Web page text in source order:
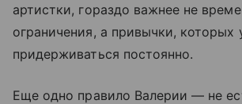
артистки, гораздо важнее не
ограничения, а привычки, которых
придерживаться постоянно.
Еще одно правило Валерии — не